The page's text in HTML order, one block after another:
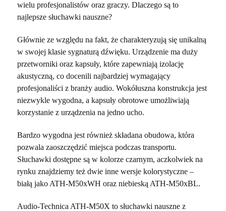
wielu profesjonalistów oraz graczy. Dlaczego są to
najlepsze słuchawki nauszne?
Głównie ze względu na fakt, że charakteryzują się unikalną
w swojej klasie sygnaturą dźwięku. Urządzenie ma duży
przetworniki oraz kapsuły, które zapewniają izolację
akustyczną, co docenili najbardziej wymagający
profesjonaliści z branży audio. Wokółuszna konstrukcja jest
niezwykle wygodna, a kapsuły obrotowe umożliwiają
korzystanie z urządzenia na jedno ucho.
Bardzo wygodna jest również składana obudowa, która
pozwala zaoszczędzić miejsca podczas transportu.
Słuchawki dostępne są w kolorze czarnym, aczkolwiek na
rynku znajdziemy też dwie inne wersje kolorystyczne –
białą jako ATH-M50xWH oraz niebieską ATH-M50xBL.
Audio-Technica ATH-M50X to słuchawki nauszne z